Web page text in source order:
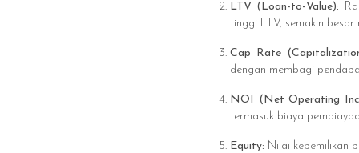
LTV (Loan-to-Value):
tinggi LTV, semakin
Cap Rate
dengan membagi
NOI (Net Operating
termasuk biaya
Equity: Nilai kepemilikan